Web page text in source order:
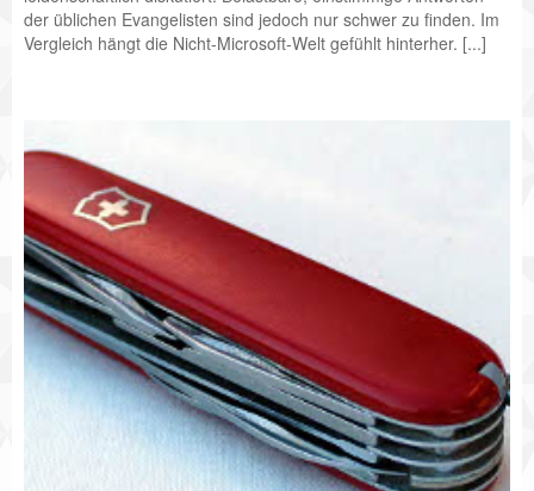
der üblichen Evangelisten sind jedoch nur schwer zu finden. Im
Vergleich hängt die Nicht-Microsoft-Welt gefühlt hinterher. [...]